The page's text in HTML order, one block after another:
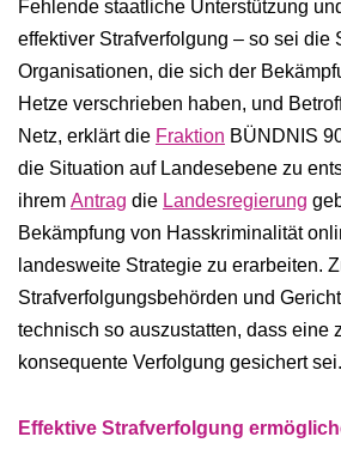
Fehlende staatliche Unterstützung
effektiver Strafverfolgung – so sei die
Organisationen, die sich der
Hetze verschrieben haben, und
Netz, erklärt die Fraktion BÜNDNIS
die Situation auf Landesebene zu
ihrem Antrag die Landesregierung
Bekämpfung von Hasskriminalität
landesweite Strategie zu erarbeiten.
Strafverfolgungsbehörden und
technisch so auszustatten, dass eine
konsequente Verfolgung gesichert sei.
Effektive Strafverfolgung